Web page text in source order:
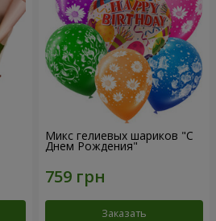
Микс гелиевых шариков "C
Днем Рождения"
Заказать